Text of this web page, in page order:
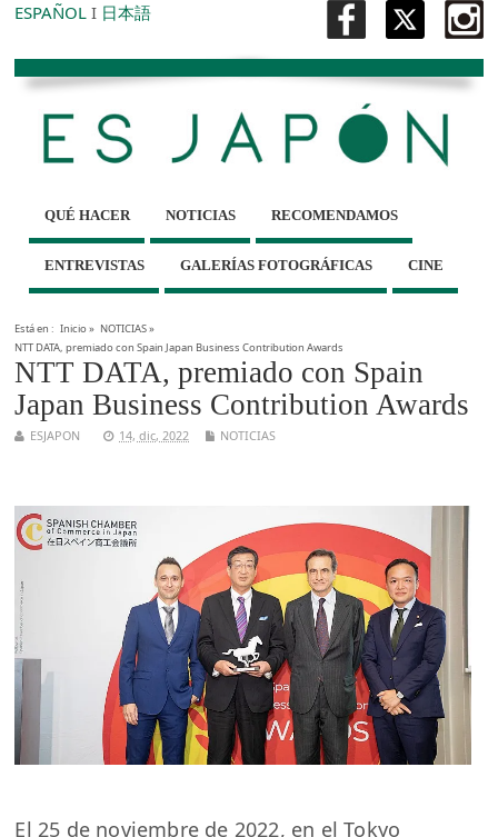
ESPAÑOL I 日本語
QUÉ HACER NOTICIAS RECOMENDAMOS
ENTREVISTAS GALERÍAS FOTOGRÁFICAS CINE
Está en : Inicio» NOTICIAS»
NTT DATA, premiado con Spain Japan Business Contribution Awards
NTT DATA, premiado con Spain
Japan Business Contribution Awards
ESJAPON 14, dic, 2022 NOTICIAS
El 25 de noviembre de 2022, en el Tokyo